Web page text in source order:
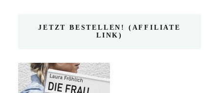
JETZT BESTELLEN! (AFFILIATE
LINK)